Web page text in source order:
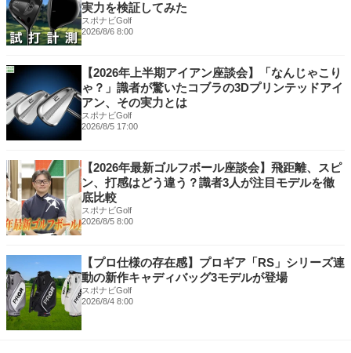
実力を検証してみた
スポナビGolf
2026/8/6 8:00
【2026年上半期アイアン座談会】「なんじゃこり
ゃ？」識者が驚いたコブラの3Dプリンテッドアイ
アン、その実力とは
スポナビGolf
2026/8/5 17:00
【2026年最新ゴルフボール座談会】飛距離、スピ
ン、打感はどう違う？識者3人が注目モデルを徹
底比較
スポナビGolf
2026/8/5 8:00
【プロ仕様の存在感】プロギア「RS」シリーズ連
動の新作キャディバッグ3モデルが登場
スポナビGolf
2026/8/4 8:00